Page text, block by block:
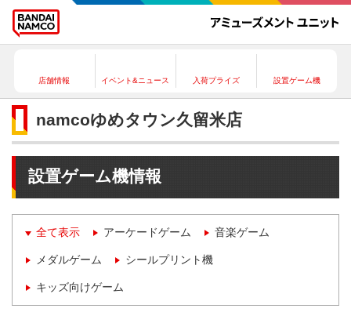
店舗情報 イベント&ニュース 入荷プライズ 設置ゲーム機
namcoゆめタウン久留米店
設置ゲーム機情報
全て表示 アーケードゲーム 音楽ゲーム
メダルゲーム シールプリント機
キッズ向けゲーム